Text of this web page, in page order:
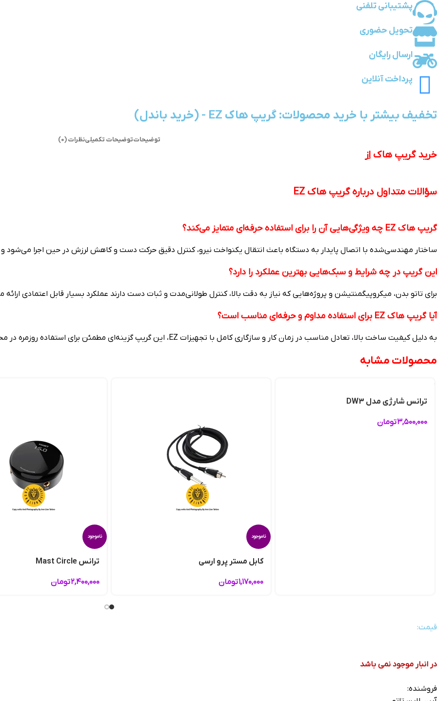
پشتیبانی تلفنی
تحویل حضوری
ارسال رایگان
پرداخت آنلاین
تخفیف بیشتر با خرید محصولات: گریپ هاک EZ - (خرید باندل)
توضیحاتتوضیحات تکمیلینظرات (0)
خرید گریپ هاک اِز
سؤالات متداول درباره گریپ هاک EZ
گریپ هاک EZ چه ویژگی‌هایی آن را برای استفاده حرفه‌ای متمایز می‌کند؟
ساختار مهندسی‌شده با اتصال پایدار به دستگاه باعث انتقال یکنواخت نیرو، کنترل دقیق حرکت دست و کاهش لرزش در حین اجرا می‌شود و
این گریپ در چه شرایط و سبک‌هایی بهترین عملکرد را دارد؟
برای تاتو بدن، میکروپیگمنتیشن و پروژه‌هایی که نیاز به دقت بالا، کنترل طولانی‌مدت و ثبات دست دارند عملکرد بسیار قابل اعتمادی
آیا گریپ هاک EZ برای استفاده مداوم و حرفه‌ای مناسب است؟
به دلیل کیفیت ساخت بالا، تعادل مناسب در زمان کار و سازگاری کامل با تجهیزات EZ، این گریپ گزینه‌ای مطمئن برای استفاده روزمره در محیط‌های تخصصی محسوب می‌شود.
محصولات مشابه
ترانس شارژی مدل DW3
۳,۵۰۰,۰۰۰تومان
ناموجود
کابل مستر پرو ارسی
۱,۱۷۰,۰۰۰تومان
ناموجود
ترانس Mast Circle
۲,۴۰۰,۰۰۰تومان
قیمت:
در انبار موجود نمی باشد
فروشنده: